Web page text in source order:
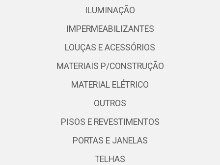
ILUMINAÇÃO
IMPERMEABILIZANTES
LOUÇAS E ACESSÓRIOS
MATERIAIS P/CONSTRUÇÃO
MATERIAL ELÉTRICO
OUTROS
PISOS E REVESTIMENTOS
PORTAS E JANELAS
TELHAS